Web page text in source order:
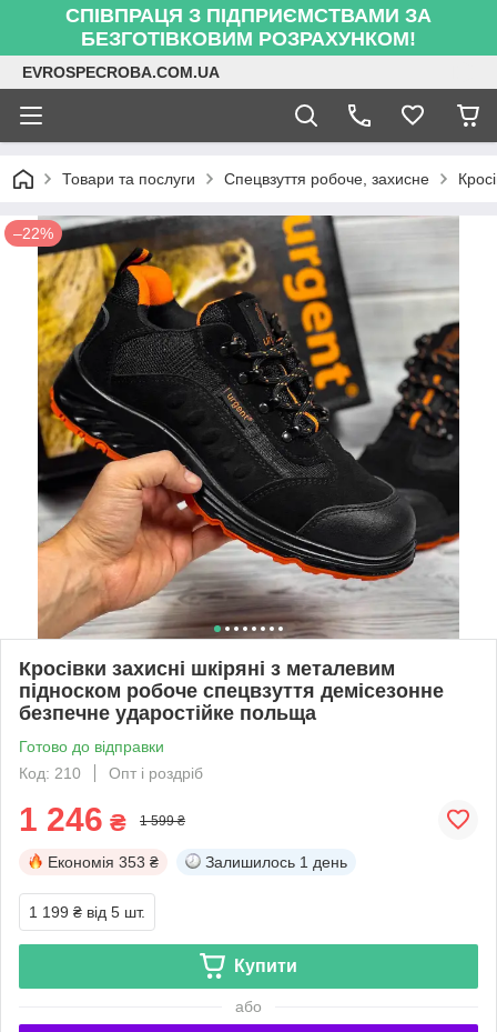
СПІВПРАЦЯ З ПІДПРИЄМСТВАМИ ЗА
БЕЗГОТІВКОВИМ РОЗРАХУНКОМ!
EVROSPECROBA.COM.UA
Товари та послуги Спецвзуття робоче, захисне
–22%
Кросівки захисні шкіряні з металевим
підноском робоче спецвзуття демісезонне
безпечне ударостійке польща
Готово до відправки
Код: 210
Опт і роздріб
1 246 ₴ 1 599 ₴
Економія 353 ₴ Залишилось 1 день
1 199 ₴ від 5 шт.
Купити
або